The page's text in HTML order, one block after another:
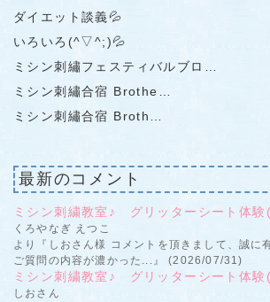
ダイエット談義💦
いろいろ(^▽^;)💦
ミシン刺繡フェスティバルブロ…
ミシン刺繡合宿 Brothe…
ミシン刺繡合宿 Broth…
最新のコメント
ミシン刺繍教室♪ グリッターシート体
くろやなぎ えつこ
より『しおさん様 コメントを頂きまして、誠に
ご質問の内容が濃かった...』 (2026/07/31)
ミシン刺繍教室♪ グリッターシート体
しおさん